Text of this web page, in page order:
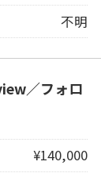
不明
／フォロ
¥140,000